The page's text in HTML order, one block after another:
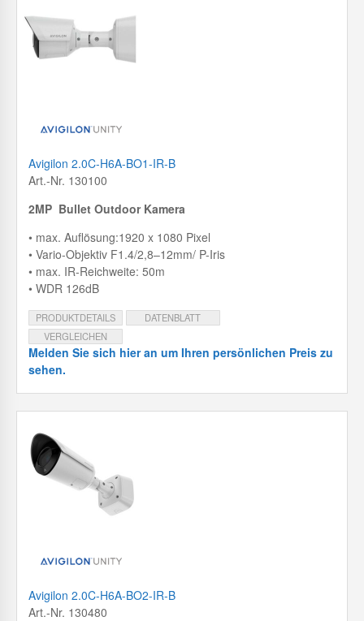
Avigilon 2.0C-H6A-BO1-IR-B
Art.-Nr. 130100
2MP Bullet Outdoor Kamera
• max. Auflösung:1920 x 1080 Pixel
• Vario-Objektiv F1.4/2,8–12mm/ P-Iris
• max. IR-Reichweite: 50m
• WDR 126dB
PRODUKTDETAILS
DATENBLATT
VERGLEICHEN
Melden Sie sich hier an um Ihren persönlichen Preis zu
sehen.
Avigilon 2.0C-H6A-BO2-IR-B
Art.-Nr. 130480